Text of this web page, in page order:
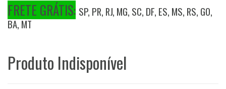
FRETE GRÁTIS: SP, PR, RJ, MG, SC, DF, ES, MS, RS, GO,
BA, MT
Produto Indisponível